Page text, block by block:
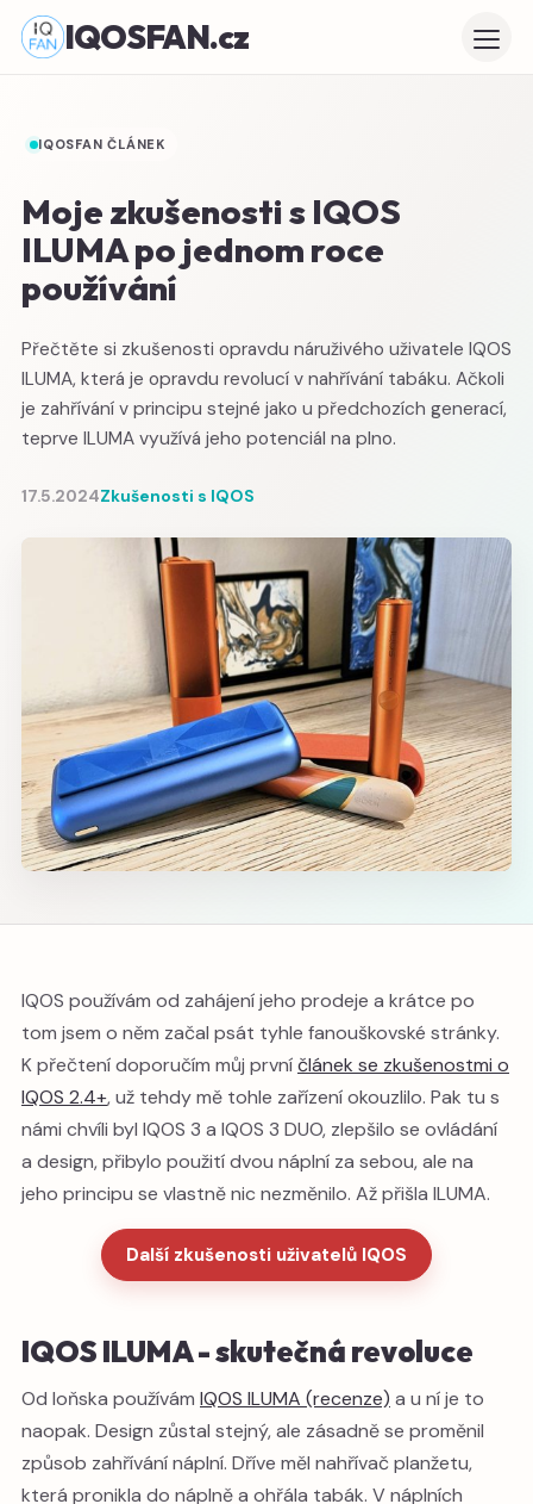
IQOSFAN.cz
IQOSFAN ČLÁNEK
Moje zkušenosti s IQOS
ILUMA po jednom roce
používání
Přečtěte si zkušenosti opravdu náruživého uživatele IQOS
ILUMA, která je opravdu revolucí v nahřívání tabáku. Ačkoli
je zahřívání v principu stejné jako u předchozích generací,
teprve ILUMA využívá jeho potenciál na plno.
17.5.2024Zkušenosti s IQOS
IQOS používám od zahájení jeho prodeje a krátce po
tom jsem o něm začal psát tyhle fanouškovské stránky.
K přečtení doporučím můj prvníčlánek se zkušenostmi o
IQOS 2.4+, už tehdy mě tohle zařízení okouzlilo. Pak tu s
námi chvíli byl IQOS 3 a IQOS 3 DUO, zlepšilo se ovládání
a design, přibylo použití dvou náplní za sebou, ale na
jeho principu se vlastně nic nezměnilo. Až přišla ILUMA.
Další zkušenosti uživatelů IQOS
IQOS ILUMA - skutečná revoluce
Od loňska používám IQOS ILUMA (recenze) a u ní je to
naopak. Design zůstal stejný, ale zásadně se proměnil
způsob zahřívání náplní. Dříve měl nahřívač planžetu,
která pronikla do náplně a ohřála tabák. V náplních